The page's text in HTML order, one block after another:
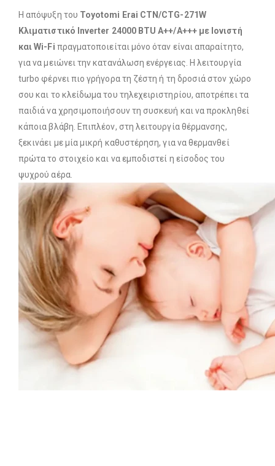
Η απόψυξη του Toyotomi Erai CTN/CTG-271W
Κλιματιστικό Inverter 24000 BTU A++/A+++ με Ιονιστή
και Wi-Fi πραγματοποιείται μόνο όταν είναι απαραίτητο,
για να μειώνει την κατανάλωση ενέργειας. Η λειτουργία
turbo φέρνει πιο γρήγορα τη ζέστη ή τη δροσιά στον χώρο
σου και το κλείδωμα του τηλεχειριστηρίου, αποτρέπει τα
παιδιά να χρησιμοποιήσουν τη συσκευή και να προκληθεί
κάποια βλάβη. Επιπλέον, στη λειτουργία θέρμανσης,
ξεκινάει με μία μικρή καθυστέρηση, για να θερμανθεί
πρώτα το στοιχείο και να εμποδιστεί η είσοδος του
ψυχρού αέρα.